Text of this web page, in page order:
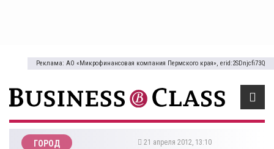
Реклама: АО «Микрофинансовая компания Пермского края», erid:2SDnjcfi73Q
ГОРОД 21 апреля 2012, 13:10